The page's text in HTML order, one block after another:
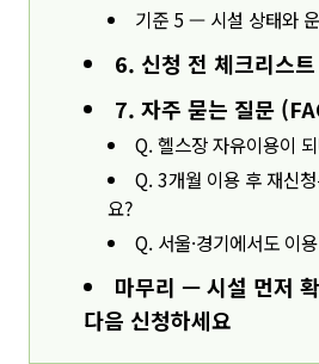
기준 5 — 시설 상태와
6. 신청 전 체크리스트
7. 자주 묻는 질문
Q. 헬스장 자유이용이
Q. 3개월 이용 후 재신
요?
Q. 서울·경기에서도 이
마무리 — 시설 먼저
다음 신청하세요